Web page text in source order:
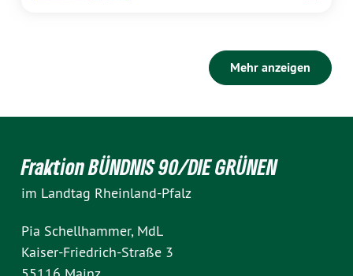
Mehr anzeigen
Fraktion BÜNDNIS 90/DIE GRÜNEN
im Landtag Rheinland-Pfalz
Pia Schellhammer, MdL
Kaiser-Friedrich-Straße 3